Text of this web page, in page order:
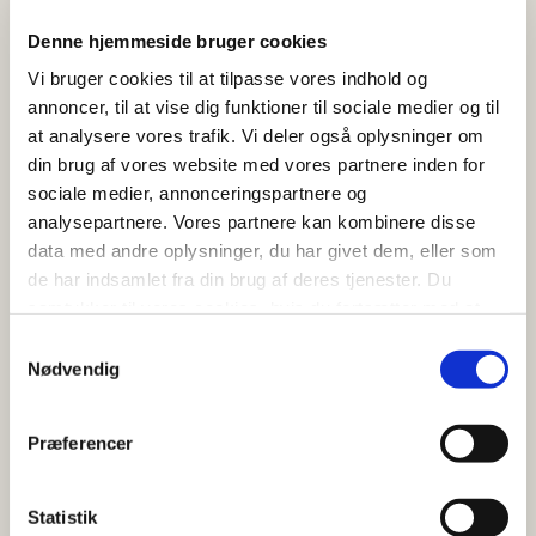
Denne hjemmeside bruger cookies
Vi bruger cookies til at tilpasse vores indhold og
annoncer, til at vise dig funktioner til sociale medier og til
at analysere vores trafik. Vi deler også oplysninger om
din brug af vores website med vores partnere inden for
sociale medier, annonceringspartnere og
analysepartnere. Vores partnere kan kombinere disse
data med andre oplysninger, du har givet dem, eller som
de har indsamlet fra din brug af deres tjenester. Du
Nødvendig
Præferencer
Statistik
Hank op i designet
særligt udtryk til posen.
Hanken kan også være med
materiale der er tale om. Nogle har et grovere look
med runde snore, som kan minde om et reb, mens